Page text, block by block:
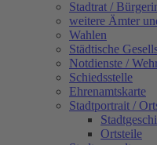
Stadtrat /
weitere Ämter
Wahlen
Städtische
Notdienste /
Schiedsstelle
Ehrenamtskarte
Stadtportrait /
Ortsteile